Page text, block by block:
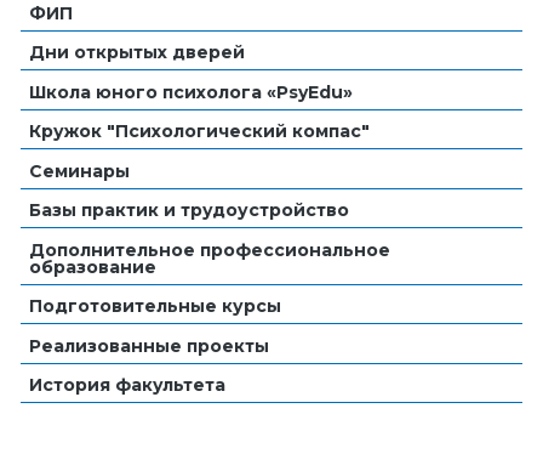
ФИП
Дни открытых дверей
Школа юного психолога «PsyEdu»
Кружок "Психологический компас"
Семинары
Базы практик и трудоустройство
Дополнительное профессиональное
образование
Подготовительные курсы
Реализованные проекты
История факультета